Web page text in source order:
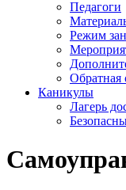
Педагоги
Режим
Обратная
Каникулы
Лагерь